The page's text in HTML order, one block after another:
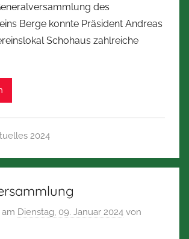
des
Berge konnte Präsident Andreas
Schohaus zahlreiche
2024
Dienstag, 09. Januar 2024 von